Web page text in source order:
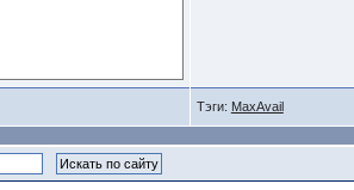
Тэги: MaxAvail